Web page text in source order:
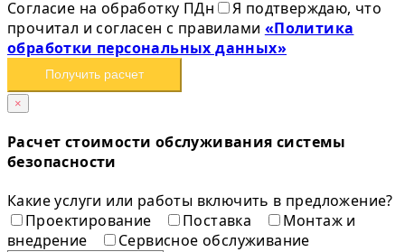
Согласие на обработку ПДн
Я подтверждаю, что
прочитал и согласен с правилами «Политика
обработки персональных данных»
Получить расчет
×
Расчет стоимости обслуживания системы
безопасности
Какие услуги или работы включить в предложение?
Проектирование
Поставка
Монтаж и
внедрение
Сервисное обслуживание